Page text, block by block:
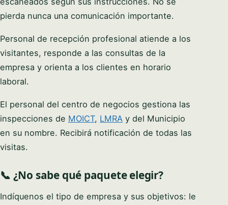
pierda nunca una comunicación importante.
Personal de recepción profesional atiende a los
visitantes, responde a las consultas de la
empresa y orienta a los clientes en horario
laboral.
El personal del centro de negocios gestiona las
inspecciones de MOICT, LMRA y del Municipio
en su nombre. Recibirá notificación de todas las
visitas.
📞 ¿No sabe qué paquete elegir?
Indíquenos el tipo de empresa y sus objetivos: le